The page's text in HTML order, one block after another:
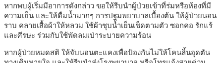
หากพบผู้เริ่มมีอาการดังกล่าว ขอให้รีบนำผู้ป่วยเข้าที่ร่มหรือห้องที่มี
ความเย็น และให้ดื่มน้ำมากๆ การปฐมพยาบาลเบื้องต้น ให้ผู้ป่วยนอน
ราบ คลายเสื้อผ้าให้หลวม ใช้ผ้าชุบน้ำเย็นเช็ดตามตัว ซอกคอ รักแร้
และศีรษะ ร่วมกับใช้พัดลมเป่าระบายความร้อน
หากผู้ป่วยหมดสติ ให้จับนอนตะแคงเพื่อป้องกันไม่ให้โคนลิ้นอุดตัน